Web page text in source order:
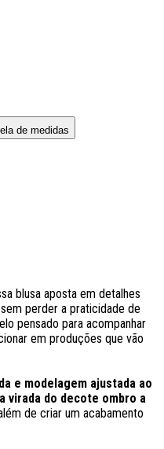
de medidas
blusa aposta em detalhes
perder a praticidade de
pensado para acompanhar
em produções que vão
e modelagem ajustada ao
virada do decote ombro a
de criar um acabamento